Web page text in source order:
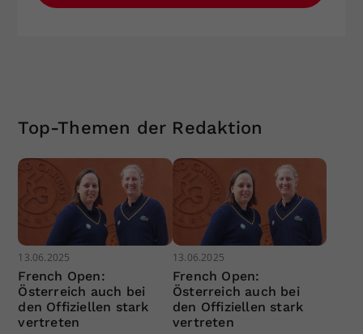
Top-Themen der Redaktion
13.06.2025
French Open:
Österreich auch bei
den Offiziellen stark
vertreten
13.06.2025
French Open:
Österreich auch bei
den Offiziellen stark
vertreten